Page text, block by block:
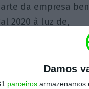
Damos
parceiros armazenamos
da empresa
2020 à luz de,
atempada